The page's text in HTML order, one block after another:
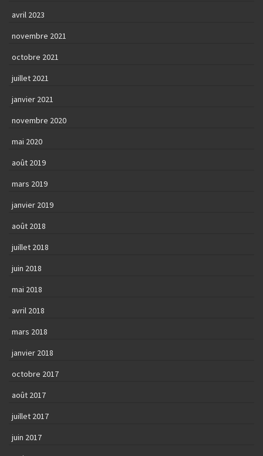
avril 2023
novembre 2021
octobre 2021
juillet 2021
janvier 2021
novembre 2020
mai 2020
août 2019
mars 2019
janvier 2019
août 2018
juillet 2018
juin 2018
mai 2018
avril 2018
mars 2018
janvier 2018
octobre 2017
août 2017
juillet 2017
juin 2017